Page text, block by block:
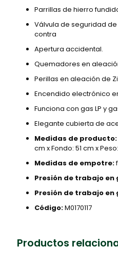
Parrillas de hierro
Válvula de seguridad
contra
Apertura accidental.
Quemadores en
Perillas en aleación de
Encendido electrónico
Funciona con gas LP y
Elegante cubierta de
Medidas de producto:
cm x Fondo: 51 cm x
Medidas de empotre:
Presión de trabajo en
Presión de trabajo
Código:M0170117
Productos